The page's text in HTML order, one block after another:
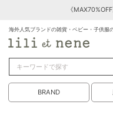
《
海外人気ブランドの雑貨・ベビー・子供服
BRAND